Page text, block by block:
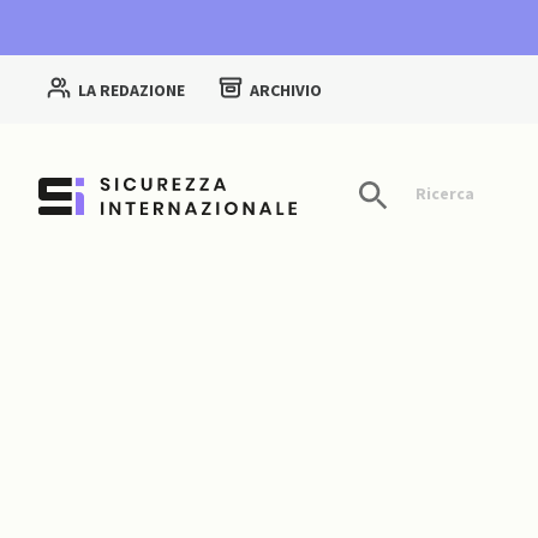
LA REDAZIONE ARCHIVIO
Ricerca